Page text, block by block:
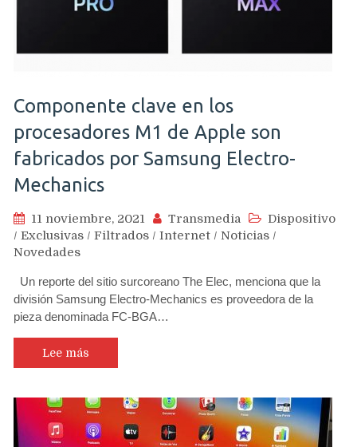
Componente clave en los
procesadores M1 de Apple son
fabricados por Samsung Electro-
Mechanics
11 noviembre, 2021 Transmedia
Dispositivo
/ Exclusivas / Filtrados / Internet / Noticias /
Novedades
Un reporte del sitio surcoreano The Elec, menciona que la
división Samsung Electro-Mechanics es proveedora de la
pieza denominada FC-BGA…
Lee más